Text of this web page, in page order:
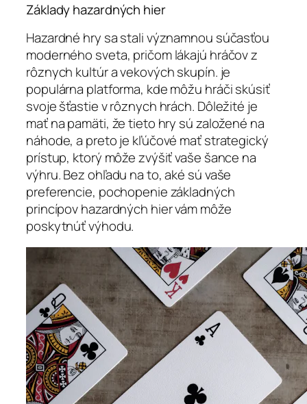
Základy hazardných hier
Hazardné hry sa stali významnou súčasťou
moderného sveta, pričom lákajú hráčov z
rôznych kultúr a vekových skupín. je
populárna platforma, kde môžu hráči skúsiť
svoje šťastie v rôznych hrách. Dôležité je
mať na pamäti, že tieto hry sú založené na
náhode, a preto je kľúčové mať strategický
prístup, ktorý môže zvýšiť vaše šance na
výhru. Bez ohľadu na to, aké sú vaše
preferencie, pochopenie základných
princípov hazardných hier vám môže
poskytnúť výhodu.